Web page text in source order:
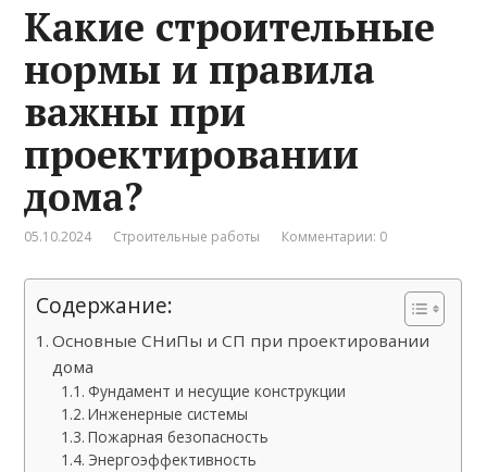
Какие строительные
нормы и правила
важны при
проектировании
дома?
05.10.2024 Строительные работы Комментарии: 0
Содержание:
Основные СНиПы и СП при проектировании
дома
Фундамент и несущие конструкции
Инженерные системы
Пожарная безопасность
Энергоэффективность